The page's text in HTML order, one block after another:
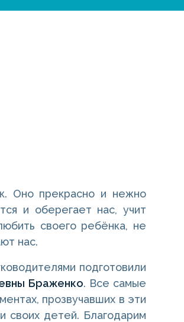
Оно прекрасно и нежно
и оберегает нас, учит
своего ребёнка, не
нас.
подготовили
Браженко. Все самые
прозвучавших в эти
своих детей. Благодарим